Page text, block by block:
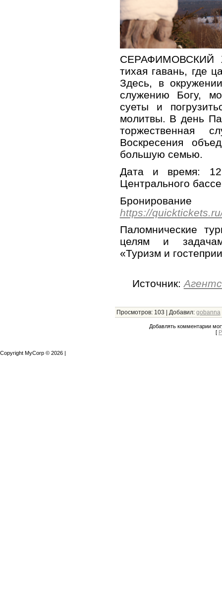
тихая гавань, где
Здесь, в
служению Богу,
суеты и
молитвы. В день
торжественная
Воскресения
большую семью.
Дата и время:
Центрального
https://
Паломнические
целям и
«Туризм и
Источник:
Просмотров: 103 | Добавил: gobanna
Добавлять комментарии
[
Copyright MyCorp © 2026 |